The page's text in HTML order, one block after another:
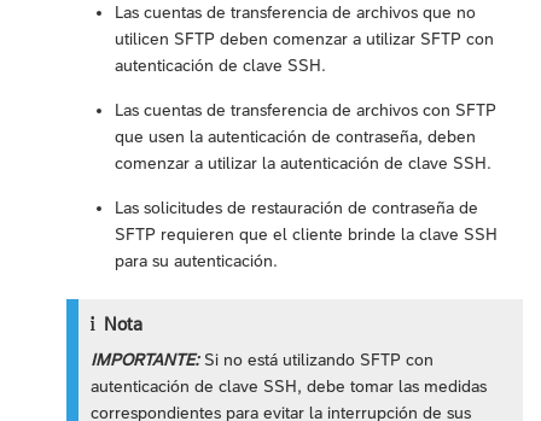
Las cuentas de transferencia de archivos que no
utilicen SFTP deben comenzar a utilizar SFTP con
autenticación de clave SSH.
Las cuentas de transferencia de archivos con SFTP
que usen la autenticación de contraseña, deben
comenzar a utilizar la autenticación de clave SSH.
Las solicitudes de restauración de contraseña de
SFTP requieren que el cliente brinde la clave SSH
para su autenticación.
Nota
IMPORTANTE:Si no está utilizando SFTP con
autenticación de clave SSH, debe tomar las medidas
correspondientes para evitar la interrupción de sus